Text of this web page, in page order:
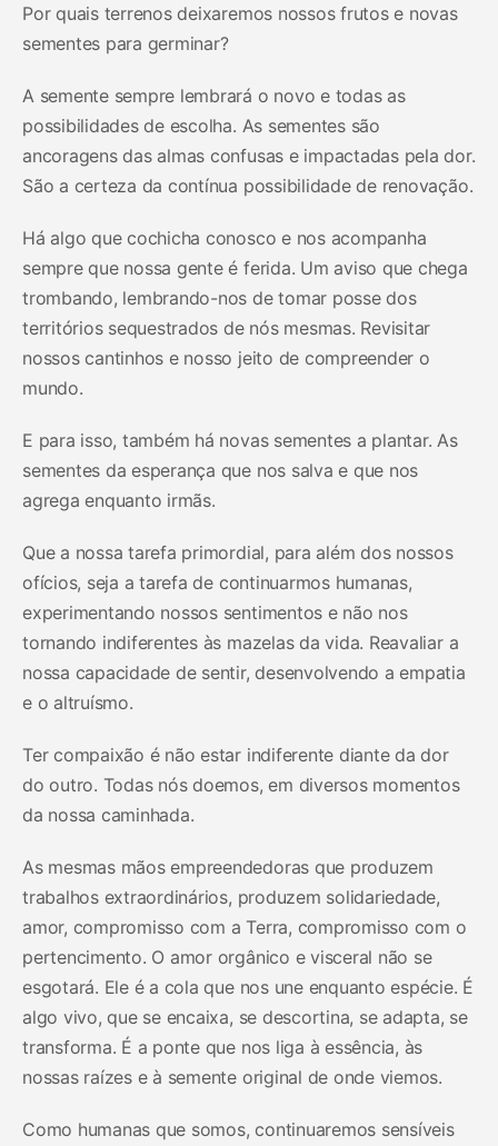
Por quais terrenos deixaremos nossos frutos e novas
sementes para germinar?
A semente sempre lembrará o novo e todas as
possibilidades de escolha. As sementes são
ancoragens das almas confusas e impactadas pela dor.
São a certeza da contínua possibilidade de renovação.
Há algo que cochicha conosco e nos acompanha
sempre que nossa gente é ferida. Um aviso que chega
trombando, lembrando-nos de tomar posse dos
territórios sequestrados de nós mesmas. Revisitar
nossos cantinhos e nosso jeito de compreender o
mundo.
E para isso, também há novas sementes a plantar. As
sementes da esperança que nos salva e que nos
agrega enquanto irmãs.
Que a nossa tarefa primordial, para além dos nossos
ofícios, seja a tarefa de continuarmos humanas,
experimentando nossos sentimentos e não nos
tornando indiferentes às mazelas da vida. Reavaliar a
nossa capacidade de sentir, desenvolvendo a empatia
e o altruísmo.
Ter compaixão é não estar indiferente diante da dor
do outro. Todas nós doemos, em diversos momentos
da nossa caminhada.
As mesmas mãos empreendedoras que produzem
trabalhos extraordinários, produzem solidariedade,
amor, compromisso com a Terra, compromisso com o
pertencimento. O amor orgânico e visceral não se
esgotará. Ele é a cola que nos une enquanto espécie. É
algo vivo, que se encaixa, se descortina, se adapta, se
transforma. É a ponte que nos liga à essência, às
nossas raízes e à semente original de onde viemos.
Como humanas que somos, continuaremos sensíveis